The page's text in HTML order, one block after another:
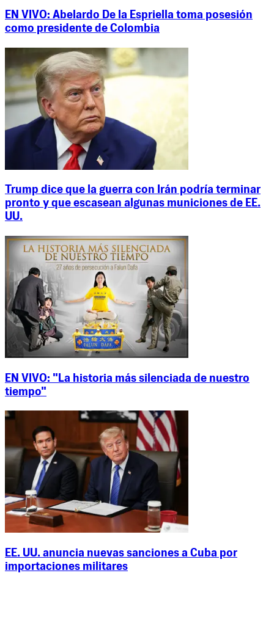
EN VIVO: Abelardo De la Espriella toma posesión
como presidente de Colombia
Trump dice que la guerra con Irán podría terminar
pronto y que escasean algunas municiones de EE.
UU.
EN VIVO: "La historia más silenciada de nuestro
tiempo"
EE. UU. anuncia nuevas sanciones a Cuba por
importaciones militares